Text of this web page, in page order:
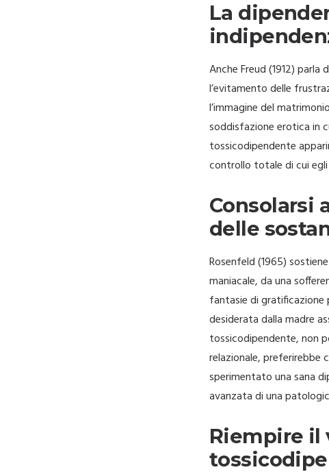
La
Anche Freud (1912)
l’evitamento delle
l’immagine del
soddisfazione erotica in
tossicodipendente
controllo totale di cui egli
Consolarsi
delle
Rosenfeld (1965)
maniacale, da una
fantasie di gratificazione
desiderata dalla madre
tossicodipendente, non
relazionale, preferirebbe
sperimentato una sana
avanzata di una
Riempire il